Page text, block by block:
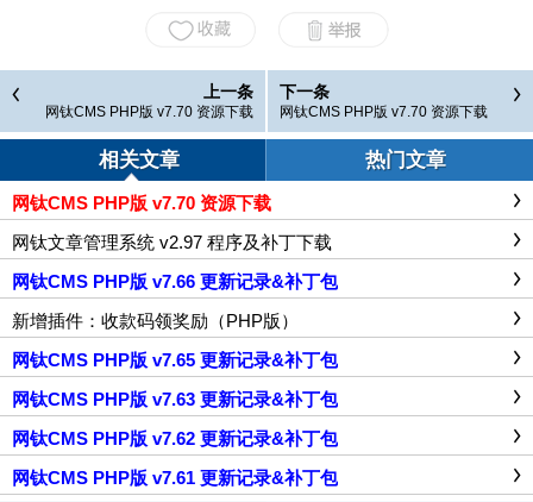
上一条
网钛CMS PHP版 v7.70 资源下载
下一条
网钛CMS PHP版 v7.70 资源下载
相关文章 热门文章
网钛CMS PHP版 v7.70 资源下载
网钛文章管理系统 v2.97 程序及补丁下载
网钛CMS PHP版 v7.66 更新记录&补丁包
新增插件：收款码领奖励（PHP版）
网钛CMS PHP版 v7.65 更新记录&补丁包
网钛CMS PHP版 v7.63 更新记录&补丁包
网钛CMS PHP版 v7.62 更新记录&补丁包
网钛CMS PHP版 v7.61 更新记录&补丁包